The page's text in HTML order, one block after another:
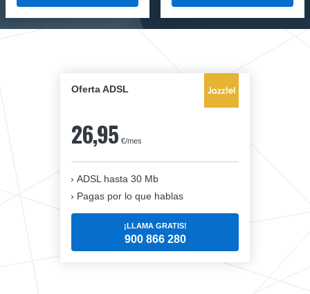
Oferta ADSL
26,95 €/mes
ADSL hasta 30 Mb
Pagas por lo que hablas
¡LLAMA GRATIS!
900 866 280